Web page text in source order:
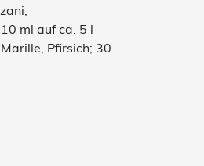
ml auf ca. 5 l
Pfirsich; 30